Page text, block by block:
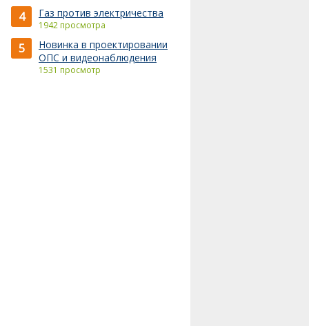
4 Газ против электричества
1942 просмотра
5
Новинка в проектировании
ОПС и видеонаблюдения
1531 просмотр